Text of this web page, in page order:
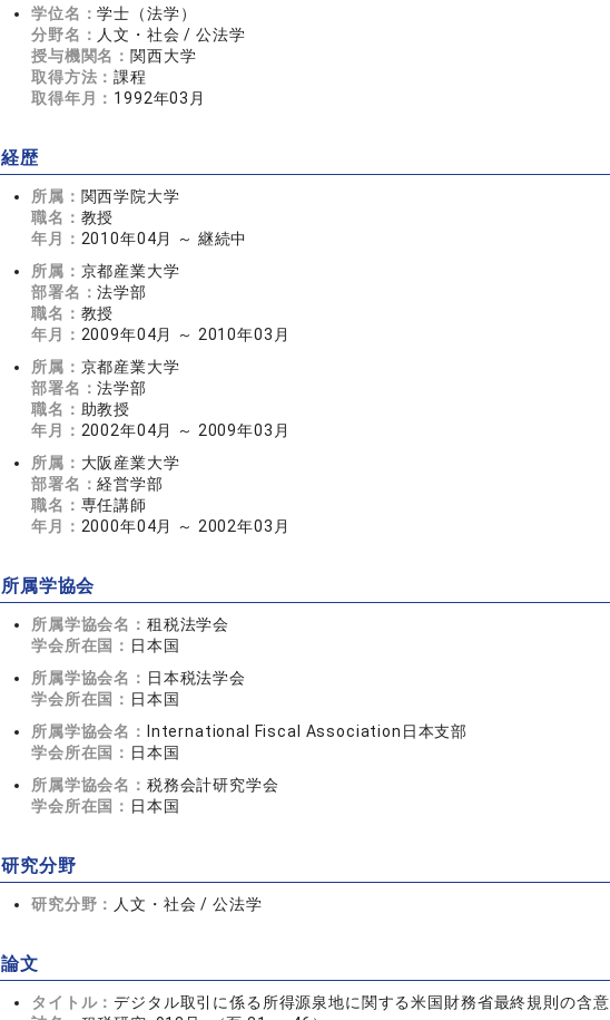
学位名：学士（法学）
分野名： 人文・社会 / 公法学
授与機関名： 関西大学
取得方法：課程
取得年月： 1992年03月
経歴
所属： 関西学院大学
職名： 教授
年月： 2010年04月 ～ 継続中
所属： 京都産業大学
部署名：法学部
職名： 教授
年月： 2009年04月 ～ 2010年03月
所属： 京都産業大学
部署名：法学部
職名： 助教授
年月： 2002年04月 ～ 2009年03月
所属： 大阪産業大学
部署名：経営学部
職名： 専任講師
年月： 2000年04月 ～ 2002年03月
所属学協会
所属学協会名： 租税法学会
学会所在国： 日本国
所属学協会名： 日本税法学会
学会所在国： 日本国
所属学協会名：
International Fiscal Association日本支部
学会所在国： 日本国
所属学協会名： 税務会計研究学会
学会所在国： 日本国
研究分野
研究分野： 人文・社会 / 公法学
論文
タイトル：デジタル取引に係る所得源泉地に関する米国財務省最終規則の含意